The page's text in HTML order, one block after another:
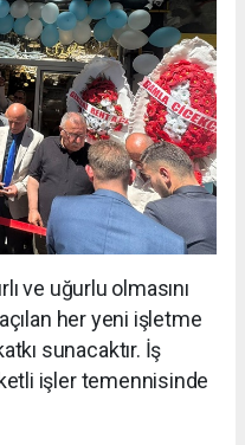
ve uğurlu olmasını
her yeni işletme
sunacaktır. İş
işler temennisinde